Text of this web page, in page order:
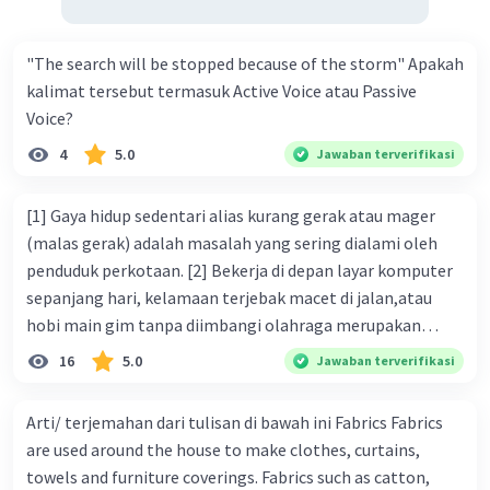
window was cleaned yesterday).
Jadi, perbedaan mendasarnya terletak pada
perubahan kata bantu (to be) dari is/am/are
Beri Rating ·
"The search will be stopped because of the storm" Apakah
kalimat tersebut termasuk Active Voice atau Passive
Voice?
4 5.0 Jawaban terverifikasi
[1] Gaya hidup sedentari alias kurang gerak atau mager
(malas gerak) adalah masalah yang sering dialami oleh
penduduk perkotaan. [2] Bekerja di depan layar komputer
sepanjang hari, kelamaan terjebak macet di jalan,atau
hobi main gim tanpa diimbangi olahraga merupakan
bentuk dari gaya hidup sedentari. [3] Jika Anda termasuk
salah satu orang yang sering melakukan berbagai
hidup sedentari sangat berbahaya karena membuat Anda
berisiko terkena diabetes tipe 2. [5] Gaya hidup sedentari
16 5.0 Jawaban terverifikasi
Arti/ terjemahan dari tulisan di bawah ini Fabrics Fabrics
are used around the house to make clothes, curtains,
towels and furniture coverings. Fabrics such as catton,